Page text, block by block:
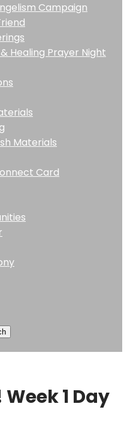
Campaign
Healing Prayer Night
Materials
Card
Week 1 Day